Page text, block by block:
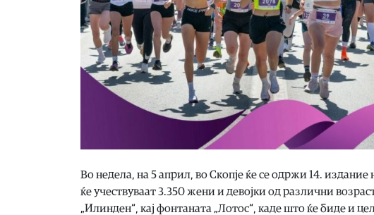
Во недела, на 5 април, во Скопје ќе се одржи 14.
ќе учествуваат 3.350 жени и девојки од различни
„Илинден“, кај фонтаната „Лотос“, каде што ќе биде и